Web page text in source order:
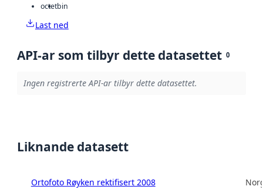
octetbin
Last ned
API-ar som tilbyr dette datasettet 0
Ingen registrerte API-ar tilbyr dette datasettet.
Liknande datasett
Ortofoto Røyken rektifisert 2008